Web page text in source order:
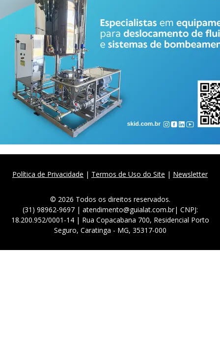
Política de Privacidade | Termos de Uso do Site | Newsletter
© 2026 Todos os direitos reservados.
(31) 98962-9697 | atendimento@guialat.com.br| CNPJ:
18.200.952/0001-14 | Rua Copacabana 700, Residencial Porto
Seguro, Caratinga - MG, 35317-000